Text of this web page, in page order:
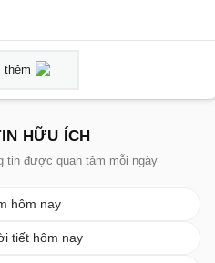
thêm
HỮU ÍCH
tin được quan tâm mỗi ngày
hôm nay
tiết hôm nay